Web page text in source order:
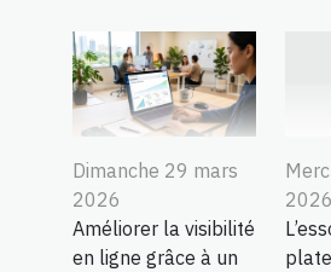
Dimanche 29 mars
2026
Améliorer la visibilité
en ligne grâce à un
2026